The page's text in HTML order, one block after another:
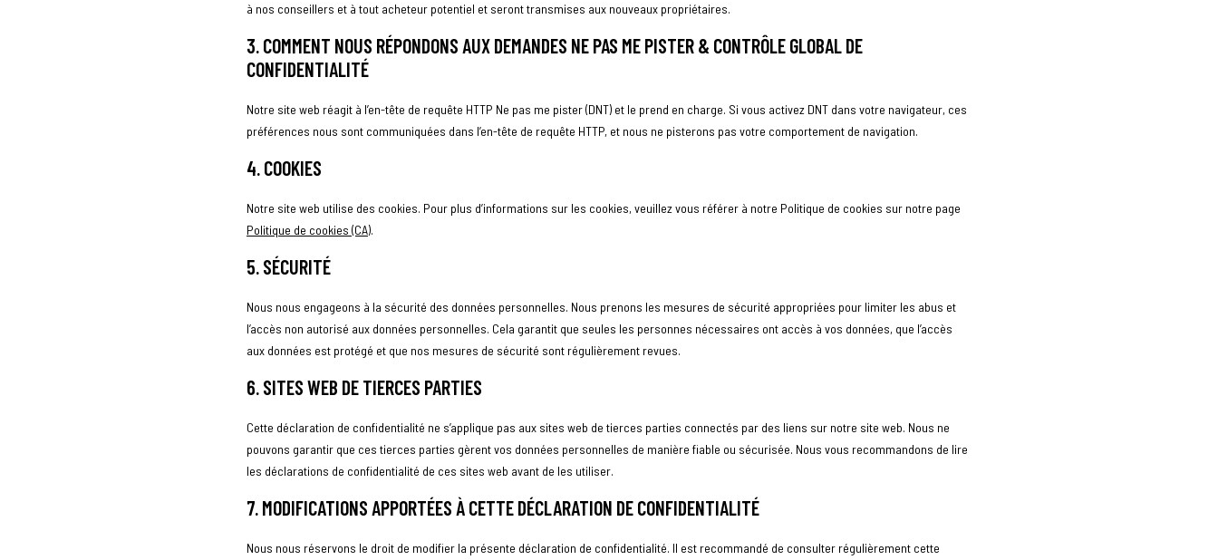
à nos conseillers et à tout acheteur potentiel et seront transmises aux nouveaux propriétaires.
3. COMMENT NOUS RÉPONDONS AUX DEMANDES NE PAS ME PISTER & CONTRÔLE GLOBAL DE
CONFIDENTIALITÉ
Notre site web réagit à l’en-tête de requête HTTP Ne pas me pister (DNT) et le prend en charge. Si vous activez DNT dans votre navigateur, ces
préférences nous sont communiquées dans l’en-tête de requête HTTP, et nous ne pisterons pas votre comportement de navigation.
4. COOKIES
Notre site web utilise des cookies. Pour plus d’informations sur les cookies, veuillez vous référer à notre Politique de cookies sur notre page
Politique de cookies (CA).
5. SÉCURITÉ
Nous nous engageons à la sécurité des données personnelles. Nous prenons les mesures de sécurité appropriées pour limiter les abus et
l’accès non autorisé aux données personnelles. Cela garantit que seules les personnes nécessaires ont accès à vos données, que l’accès
aux données est protégé et que nos mesures de sécurité sont régulièrement revues.
6. SITES WEB DE TIERCES PARTIES
Cette déclaration de confidentialité ne s’applique pas aux sites web de tierces parties connectés par des liens sur notre site web. Nous ne
pouvons garantir que ces tierces parties gèrent vos données personnelles de manière fiable ou sécurisée. Nous vous recommandons de lire
les déclarations de confidentialité de ces sites web avant de les utiliser.
7. MODIFICATIONS APPORTÉES À CETTE DÉCLARATION DE CONFIDENTIALITÉ
Nous nous réservons le droit de modifier la présente déclaration de confidentialité. Il est recommandé de consulter régulièrement cette